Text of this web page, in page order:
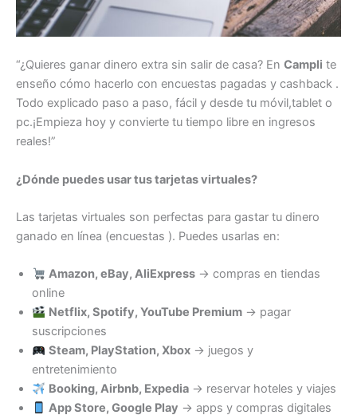
“¿Quieres ganar dinero extra sin salir de casa? En Campli te
enseño cómo hacerlo con encuestas pagadas y cashback .
Todo explicado paso a paso, fácil y desde tu móvil,tablet o
pc.¡Empieza hoy y convierte tu tiempo libre en ingresos
reales!”
¿Dónde puedes usar tus tarjetas virtuales?
Las tarjetas virtuales son perfectas para gastar tu dinero
ganado en línea (encuestas ). Puedes usarlas en:
Amazon, eBay, AliExpress→ compras en tiendas
online
Netflix, Spotify, YouTube Premium→ pagar
suscripciones
Steam, PlayStation, Xbox→ juegos y
entretenimiento
Booking, Airbnb, Expedia→ reservar hoteles y viajes
App Store, Google Play → apps y compras digitales